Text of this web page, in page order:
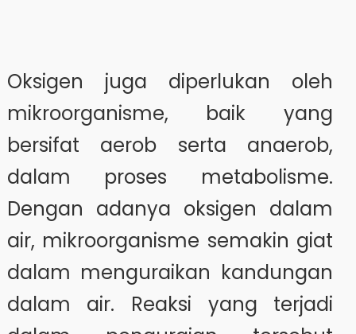
Oksigen juga diperlukan oleh
mikroorganisme, baik yang
bersifat aerob serta anaerob,
dalam proses metabolisme.
Dengan adanya oksigen dalam
air, mikroorganisme semakin giat
dalam menguraikan kandungan
dalam air. Reaksi yang terjadi